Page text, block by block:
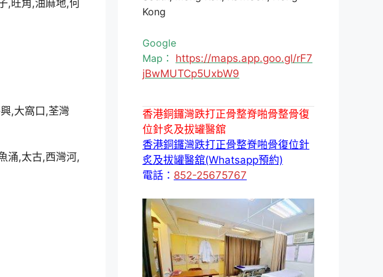
,旺角,油麻地,何
,大窩口,荃灣
涌,太古,西灣河,
Kong
Google
Map： https://maps.app.goo.gl/rF7
jBwMUTCp5UxbW9
香港銅鑼灣跌打正骨整脊啪骨整骨復
位針炙及拔罐醫舘
香港銅鑼灣跌打正骨整脊啪骨復位針
炙及拔罐醫舘(Whatsapp預約)
電話： 852-25675767